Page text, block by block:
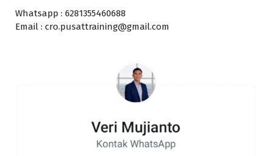
Whatsapp : 6281355460688
Email : cro.pusattraining@gmail.com